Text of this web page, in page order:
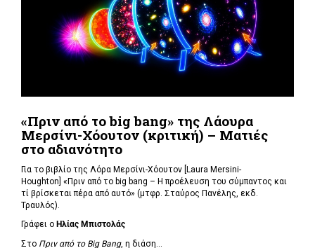
«Πριν από το big bang» της Λάουρα
Μερσίνι-Χόουτον (κριτική) – Ματιές
στο αδιανότητο
Για το βιβλίο της Λόρα Μερσίνι-Χόουτον [Laura Mersini-
Houghton] «Πριν από το big bang – Η προέλευση του σύμπαντος και
τί βρίσκεται πέρα από αυτό» (μτφρ. Σταύρος Πανέλης, εκδ.
Τραυλός).
Γράφει ο Ηλίας Μπιστολάς
Στο Πριν από το Big Bang, η διάση...